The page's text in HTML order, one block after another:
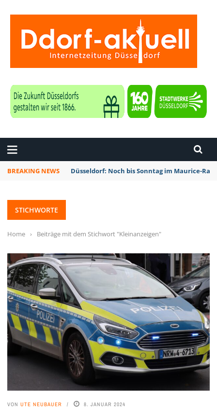
BREAKING NEWS Düsseldorf: Noch bis Sonntag im Maurice-
STICHWORTE
Home › Beiträge mit dem Stichwort "Kleinanzeigen"
VON UTE NEUBAUER 8. JANUAR 2024